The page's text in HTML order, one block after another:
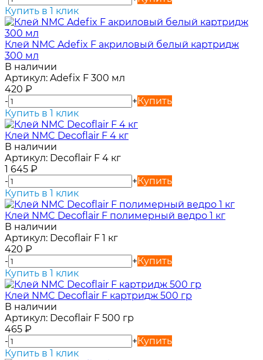
Купить в 1 клик
Клей NMC Adefix F акриловый белый картридж
300 мл
В наличии
Артикул: Adefix F 300 мл
420 ₽
-
+Купить
Купить в 1 клик
Клей NMC Decoflair F 4 кг
В наличии
Артикул: Decoflair F 4 кг
1 645 ₽
-
+Купить
Купить в 1 клик
Клей NMC Decoflair F полимерный ведро 1 кг
В наличии
Артикул: Decoflair F 1 кг
420 ₽
-
+Купить
Купить в 1 клик
Клей NMC Decoflair F картридж 500 гр
В наличии
Артикул: Decoflair F 500 гр
465 ₽
-
+Купить
Купить в 1 клик